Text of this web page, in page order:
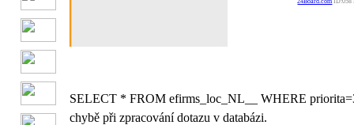
SELECT * FROM efirms_loc_NL__ WHERE
chybě při zpracování dotazu v databázi.